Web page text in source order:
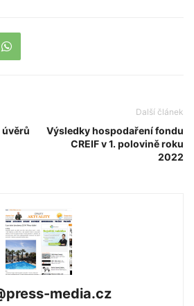
Další článek
Výsledky hospodaření fondu
CREIF v 1. polovině roku
2022
media.cz